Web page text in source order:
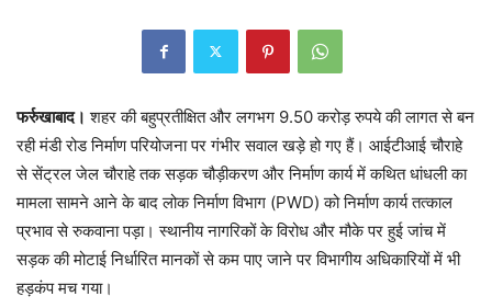
फर्रुखाबाद। शहर की बहुप्रतीक्षित और लगभग 9.50 करोड़ रुपये की लागत से बन
रही मंडी रोड निर्माण परियोजना पर गंभीर सवाल खड़े हो गए हैं। आईटीआई चौराहे
से सेंट्रल जेल चौराहे तक सड़क चौड़ीकरण और निर्माण कार्य में कथित धांधली का
मामला सामने आने के बाद लोक निर्माण विभाग (PWD) को निर्माण कार्य तत्काल
प्रभाव से रुकवाना पड़ा। स्थानीय नागरिकों के विरोध और मौके पर हुई जांच में
सड़क की मोटाई निर्धारित मानकों से कम पाए जाने पर विभागीय अधिकारियों में भी
हड़कंप मच गया।